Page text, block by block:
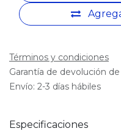
Términos y condiciones
Garantía de devolución
Envío: 2-3 días hábiles
Especificaciones